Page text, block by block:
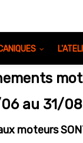
au 31/
moteurs